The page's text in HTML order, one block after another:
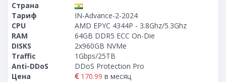
Страна
Тариф
IN-Advance-2-2024
CPU
AMD EPYC 4344P - 3.8Ghz/5.3Ghz
RAM
64GB DDR5 ECC On-Die
DISKS
2х960GB NVMe
Traffic
1Gbps/25TB
Anti-DDoS
DDoS Protection Pro
Цена
170.99 в месяц